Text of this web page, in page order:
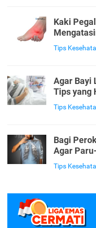
Kaki
Tips
Agar Bayi
Tips yang
Tips
Bagi
Agar
Tips